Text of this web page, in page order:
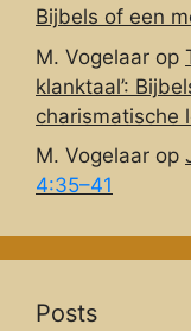
Bijbels of een
M. Vogelaar op
klanktaal’:
charismatische
M. Vogelaar op
4:35–41
Posts